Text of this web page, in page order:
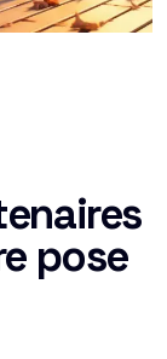
pose